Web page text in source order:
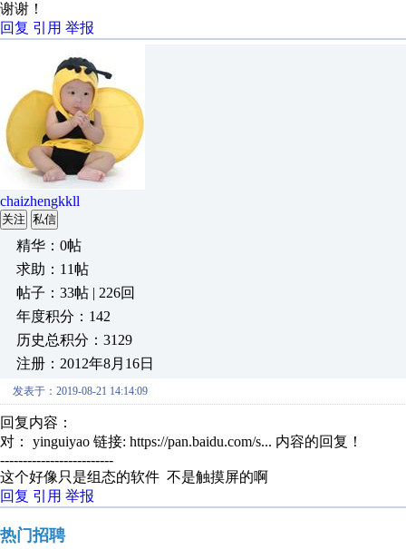
谢谢！
回复 引用 举报
chaizhengkkll
关注 私信
精华：0帖
求助：11帖
帖子：33帖 | 226回
年度积分：142
历史总积分：3129
注册：2012年8月16日
发表于：2019-08-21 14:14:09
回复内容：
对： yinguiyao 链接: https://pan.baidu.com/s... 内容的回复！
-------------------------
这个好像只是组态的软件 不是触摸屏的啊
回复 引用 举报
热门招聘